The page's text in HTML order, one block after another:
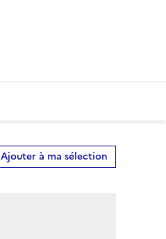
Ajouter à ma sélection